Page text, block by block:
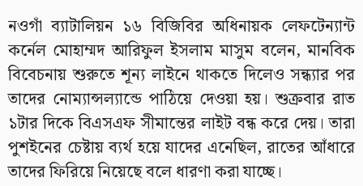
নওগাঁ ব্যাটালিয়ন ১৬ বিজিবির অধিনায়ক লেফটেন্যান্ট
কর্নেল মোহাম্মদ আরিফুল ইসলাম মাসুম বলেন, মানবিক
বিবেচনায় শুরুতে শূন্য লাইনে থাকতে দিলেও সন্ধ্যার পর
তাদের নোম্যান্সল্যান্ডে পাঠিয়ে দেওয়া হয়। শুক্রবার রাত
১টার দিকে বিএসএফ সীমান্তের লাইট বন্ধ করে দেয়। তারা
পুশইনের চেষ্টায় ব্যর্থ হয়ে যাদের এনেছিল, রাতের আঁধারে
তাদের ফিরিয়ে নিয়েছে বলে ধারণা করা যাচ্ছে।